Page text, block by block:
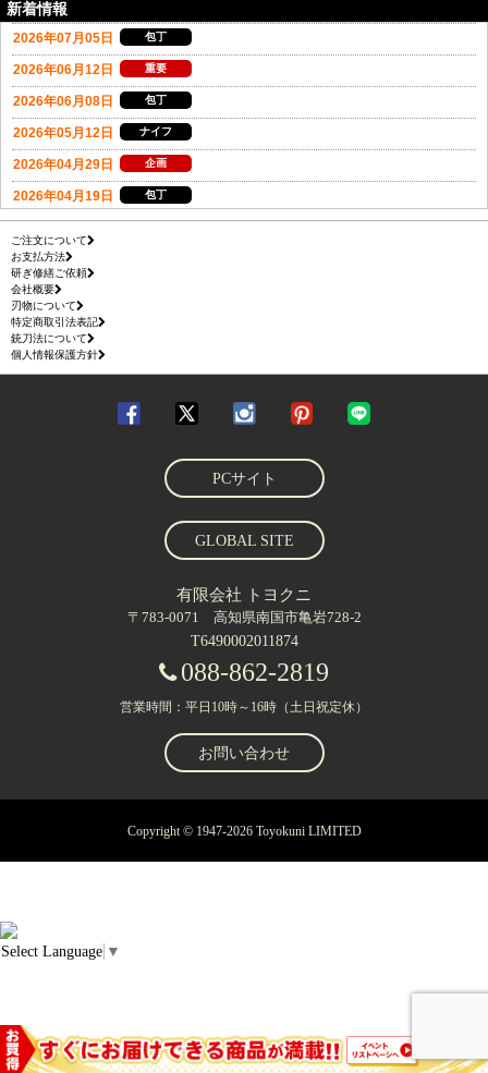
新着情報
ご注文について
お支払方法
研ぎ修繕ご依頼
会社概要
刃物について
特定商取引法表記
銃刀法について
個人情報保護方針
PCサイト
GLOBAL SITE
有限会社 トヨクニ
〒783-0071 高知県南国市亀岩728-2
T6490002011874
088-862-2819
営業時間：平日10時～16時（土日祝定休）
お問い合わせ
Copyright © 1947-2026 Toyokuni LIMITED
Select Language ▼